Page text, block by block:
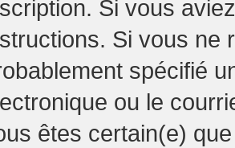
Si vous
Si vous ne
spécifié
ou le
êtes certain(e)